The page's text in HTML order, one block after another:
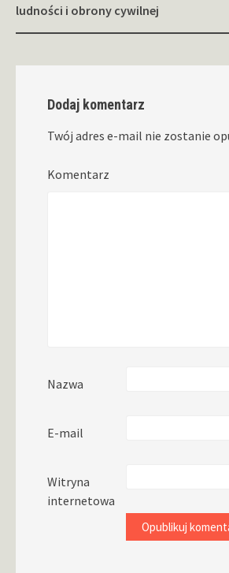
ludności i obrony cywilnej
Dodaj komentarz
Twój adres e-mail nie zostanie
Komentarz
Nazwa
E-mail
Witryna
internetowa